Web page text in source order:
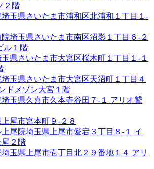
２階
埼玉県さいたま市浦和区北浦和１丁目１-
院埼玉県さいたま市南区沼影１丁目６-２
ル１階
県さいたま市大宮区桜木町１丁目１-１
埼玉県さいたま市大宮区天沼町１丁目４
ドメゾン大宮１階
埼玉県久喜市久本寺谷田７-１ アリオ鷲
尾市宮本町９-２８
尾院埼玉県上尾市愛宕３丁目８-１ イ
２階
埼玉県上尾市壱丁目北２９番地１４ アリ